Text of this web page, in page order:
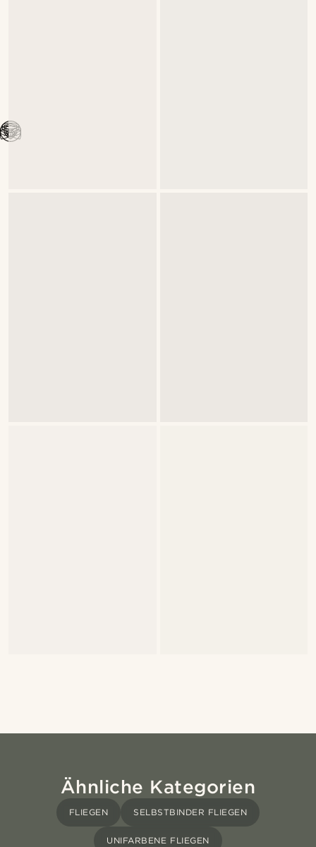
Ähnliche Kategorien
FLIEGEN SELBSTBINDER FLIEGEN
UNIFARBENE FLIEGEN